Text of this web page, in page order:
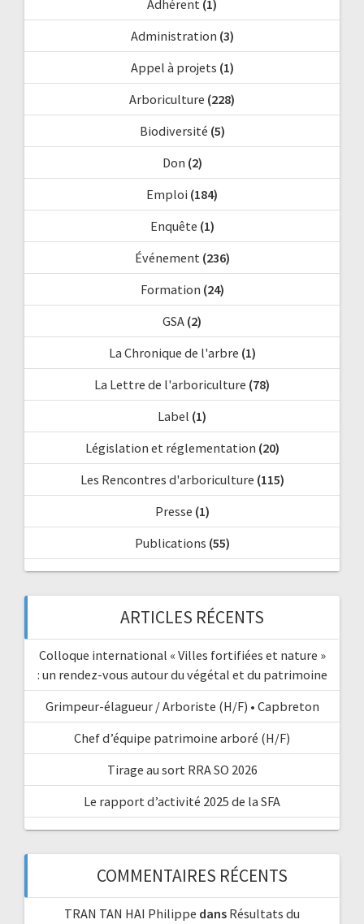
Adhérent (1)
Administration (3)
Appel à projets (1)
Arboriculture (228)
Biodiversité (5)
Don (2)
Emploi (184)
Enquête (1)
Événement(236)
Formation (24)
GSA (2)
La Chronique de l'arbre (1)
La Lettre de l'arboriculture (78)
Label (1)
Législation et réglementation (20)
Les Rencontres d'arboriculture (115)
Presse (1)
Publications (55)
ARTICLES RÉCENTS
Colloque international « Villes fortifiées et nature »
: un rendez-vous autour du végétal et du patrimoine
Grimpeur-élagueur / Arboriste (H/F) • Capbreton
Chef d’équipe patrimoine arboré (H/F)
Tirage au sort RRA SO 2026
Le rapport d’activité 2025 de la SFA
COMMENTAIRES RÉCENTS
TRAN TAN HAI Philippe dans Résultats du